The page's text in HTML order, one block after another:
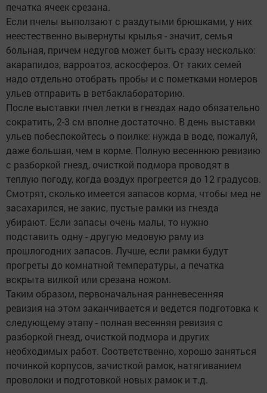
печатка ячеек срезана.
Если пчелы выползают с раздутыми брюшками, у них
неестественно вывернуты крылья - значит, семья
больная, причем недугов может быть сразу несколько:
акарапидоз, варроатоз, аскосфероз. От таких семей
надо отдельно отобрать пробы и с пометками номеров
ульев отправить в ветбаклабораторию.
После выставки пчел летки в гнездах надо обязательно
сократить, 2-3 см вполне достаточно. В день выставки
ульев побеспокойтесь о поилке: нужда в воде, пожалуй,
даже большая, чем в корме. Полную весеннюю ревизию
с разборкой гнезд, очисткой подмора проводят в
теплую погоду, когда воздух прогреется до 12 градусов.
Смотрят, сколько имеется запасов корма, чтобы мед не
засахарился, не закис, пустые рамки из гнезда
убирают. Если запасы очень малы, то нужно
подставить одну - другую медовую раму из
прошлогодних запасов. Лучше, если рамки будут
прогреты до комнатной температуры, а печатка
вскрыта вилкой или срезана ножом.
Таким образом, первоначальная ранневесенняя
ревизия на этом заканчивается и ведется подготовка к
следующему этапу - полная весенняя ревизия с
разборкой гнезд, очисткой подмора и других
необходимых работ. Соответственно, хорошо заняться
починкой корпусов, зачисткой рамок, натягиванием
проволоки и подготовкой новых рамок и т.д.